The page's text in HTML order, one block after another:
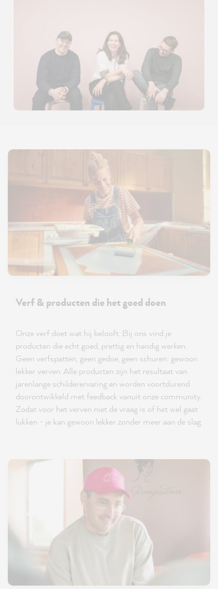
Verf & producten die het goed doen
Onze verf doet wat hij belooft. Bij ons vind je
producten die echt goed, prettig en handig werken.
Geen verfspatten, geen gedoe, geen schuren: gewoon
lekker verven. Alle producten zijn het resultaat van
jarenlange schilderervaring en worden voortdurend
doorontwikkeld met feedback vanuit onze community.
Zodat voor het verven niet de vraag is of het wel gaat
lukken - je kan gewoon lekker zonder meer aan de slag.